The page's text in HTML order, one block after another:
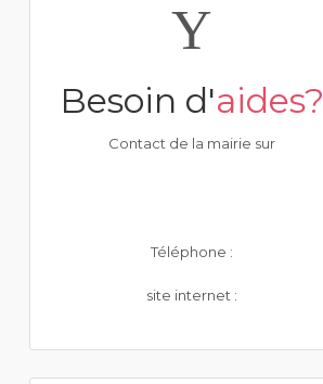
Besoin d'aides?
Contact de la mairie sur
Téléphone :
site internet :